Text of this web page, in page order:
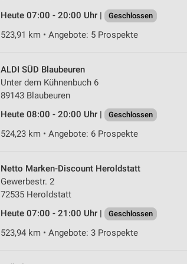
Heute 07:00 - 20:00 Uhr |
Geschlossen
523,91 km • Angebote: 5 Prospekte
ALDI SÜD Blaubeuren
Unter dem Kühnenbuch 6
89143 Blaubeuren
Heute 08:00 - 20:00 Uhr |
Geschlossen
524,23 km • Angebote: 6 Prospekte
Netto Marken-Discount Heroldstatt
Gewerbestr. 2
72535 Heroldstatt
Heute 07:00 - 21:00 Uhr |
Geschlossen
523,94 km • Angebote: 3 Prospekte